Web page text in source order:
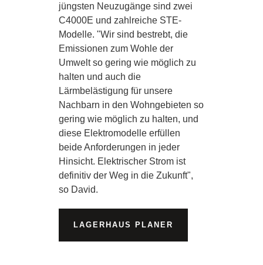
jüngsten Neuzugänge sind zwei
C4000E und zahlreiche STE-
Modelle. "Wir sind bestrebt, die
Emissionen zum Wohle der
Umwelt so gering wie möglich zu
halten und auch die
Lärmbelästigung für unsere
Nachbarn in den Wohngebieten so
gering wie möglich zu halten, und
diese Elektromodelle erfüllen
beide Anforderungen in jeder
Hinsicht. Elektrischer Strom ist
definitiv der Weg in die Zukunft",
so David.
LAGERHAUS PLANER